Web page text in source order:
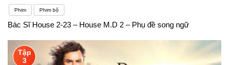
Phim Phim bộ
Bác Sĩ House 2-23 – House M.D 2 – Phụ đề song ngữ
Tập
3